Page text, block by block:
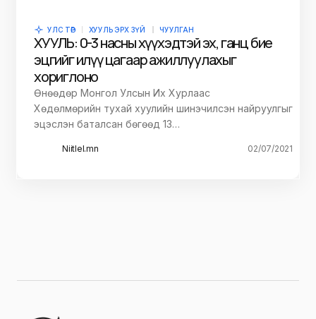
УЛС ТӨР ХУУЛЬ ЭРХ ЗҮЙ ЧУУЛГАН
ХУУЛЬ: 0-3 насны хүүхэдтэй эх, ганц бие
эцгийг илүү цагаар ажиллуулахыг
хориглоно
Өнөөдөр Монгол Улсын Их Хурлаас
Хөдөлмөрийн тухай хуулийн шинэчилсэн найруулгыг
эцэслэн баталсан бөгөөд 13…
Niitlel.mn 02/07/2021